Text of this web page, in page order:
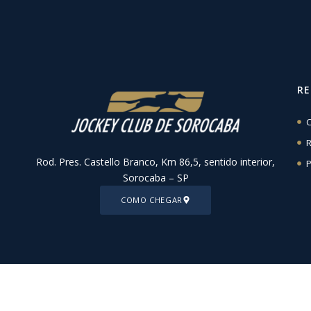
Rod. Pres. Castello Branco, Km 86,5, sentido interior,
Sorocaba – SP
COMO CHEGAR